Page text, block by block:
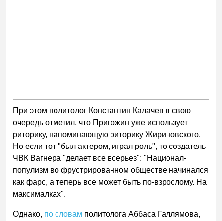
При этом политолог Константин Калачев в свою
очередь отметил, что Пригожин уже использует
риторику, напоминающую риторику Жириновского.
Но если тот "был актером, играл роль", то создатель
ЧВК Вагнера "делает все всерьез": "Национал-
популизм во фрустрированном обществе начинался
как фарс, а теперь все может быть по-взрослому. На
максималках".
Однако, по словам политолога Аббаса Галлямова,